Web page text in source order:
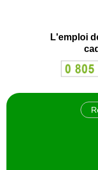
L'emploi